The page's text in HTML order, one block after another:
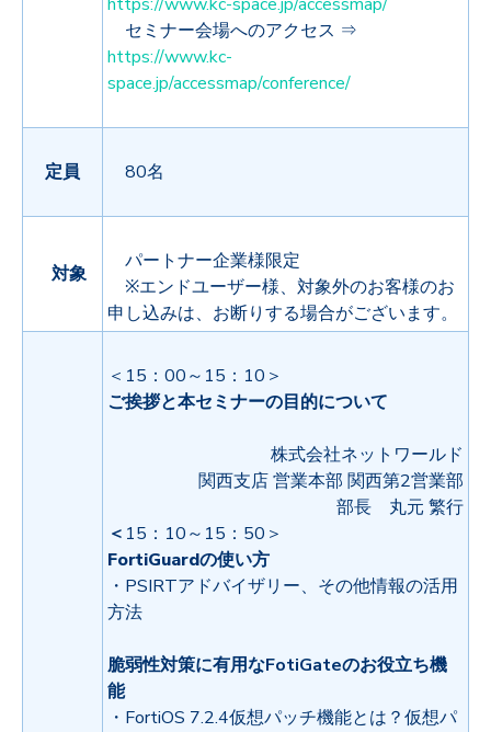
https://www.kc-space.jp/accessmap/
セミナー会場へのアクセス ⇒
https://www.kc-
space.jp/accessmap/conference/
定員 80名
対象
パートナー企業様限定
※エンドユーザー様、対象外のお客様のお
申し込みは、お断りする場合がございます。
＜15：00～15：10＞
ご挨拶と本セミナーの目的について
株式会社ネットワールド
関西支店 営業本部 関西第2営業部
部長 丸元 繁行
＜ 15：10～15：50＞
FortiGuardの使い方
・PSIRTアドバイザリー、その他情報の活用
方法
脆弱性対策に有用なFotiGateのお役立ち機
能
・FortiOS 7.2.4仮想パッチ機能とは？仮想パ